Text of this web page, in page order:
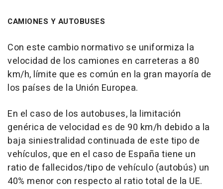
CAMIONES Y AUTOBUSES
Con este cambio normativo se uniformiza la
velocidad de los camiones en carreteras a 80
km/h, límite que es común en la gran mayoría de
los países de la Unión Europea.
En el caso de los autobuses, la limitación
genérica de velocidad es de 90 km/h debido a la
baja siniestralidad continuada de este tipo de
vehículos, que en el caso de España tiene un
ratio de fallecidos/tipo de vehículo (autobús) un
40% menor con respecto al ratio total de la UE.